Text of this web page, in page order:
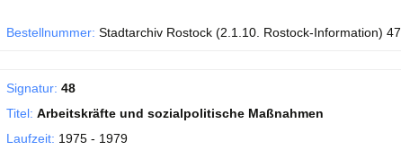
Bestellnummer: Stadtarchiv Rostock (2.1.10. Rostock-Information) 47
Signatur: 48
Titel: Arbeitskräfte und sozialpolitische Maßnahmen
Laufzeit: 1975 - 1979